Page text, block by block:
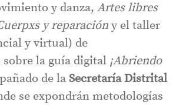
y danza, Artes libres
y reparación y el taller
y virtual) de
la guía digital ¡Abriendo
de la Secretaría Distrital
se expondrán metodologías